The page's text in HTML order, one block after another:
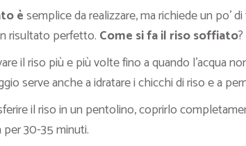
èsemplice da realizzare, ma richiede un po’
risultato perfetto. Come si fa il riso soffiato?
il riso più e più volte fino a quando l’acqua
serve anche a idratare i chicchi di riso e a
il riso in un pentolino, coprirlo
30-35 minuti.